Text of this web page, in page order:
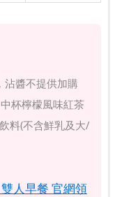
沾醬不提供加購
杯檸檬風味紅茶
料(不含鮮乳及大/
人早餐 官網領